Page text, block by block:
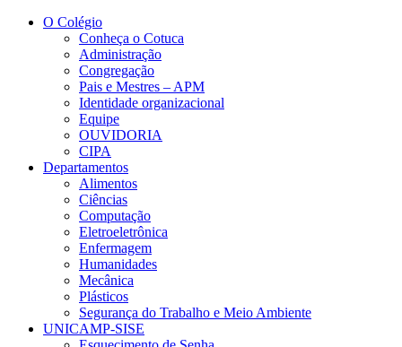
Conteúdo principal
O Colégio
Conheça o Cotuca
Administração
Congregação
Pais e Mestres – APM
Identidade organizacional
Equipe
OUVIDORIA
CIPA
Departamentos
Alimentos
Ciências
Computação
Eletroeletrônica
Enfermagem
Humanidades
Mecânica
Plásticos
Segurança do Trabalho e Meio Ambiente
UNICAMP-SISE